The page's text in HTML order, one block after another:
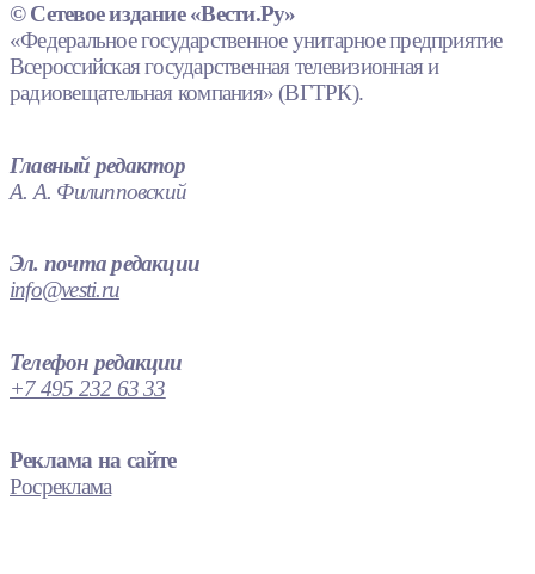
© Сетевое издание «Вести.Ру»
«Федеральное государственное унитарное предприятие
Всероссийская государственная телевизионная и
радиовещательная компания» (ВГТРК).
Главный редактор
А. А. Филипповский
Эл. почта редакции
info@vesti.ru
Телефон редакции
+7 495 232 63 33
Реклама на сайте
Росреклама